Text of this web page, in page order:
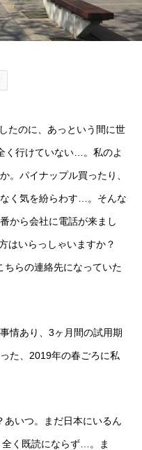
たのに、あっという間に世
く行けていない…。私のよ
。パイナップル買ったり、
く気を紛らわす…。そんな
から会社に電話が来まし
はいらっしゃいますか？
ちらの連絡先になっていた
情あり、3ヶ月間の試用期
た、2019年の春ごろに私
いつ。まだ日本にいるん
く既読にならず…。ま